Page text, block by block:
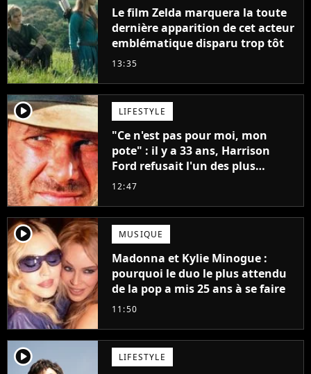
Le film Zelda marquera la toute
dernière apparition de cet acteur
emblématique disparu trop tôt
13:35
player2 LIFESTYLE
"Ce n'est pas pour moi, mon
pote" : il y a 33 ans, Harrison
Ford refusait l'un des plus
grands succès de tous les temps
12:47
player2 MUSIQUE
Madonna et Kylie Minogue :
pourquoi le duo le plus attendu
de la pop a mis 25 ans à se faire
11:50
player2 LIFESTYLE